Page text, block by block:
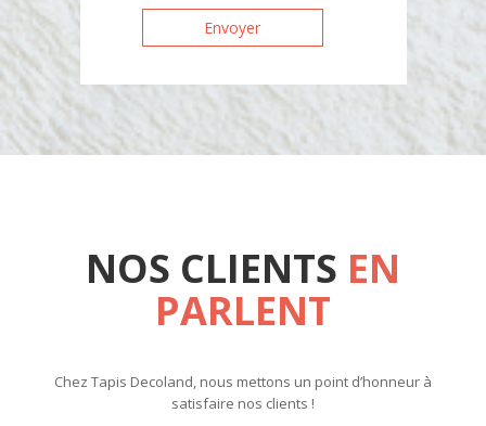
NOS CLIENTS EN
PARLENT
Chez Tapis Decoland, nous mettons un point d’honneur à
satisfaire nos clients !